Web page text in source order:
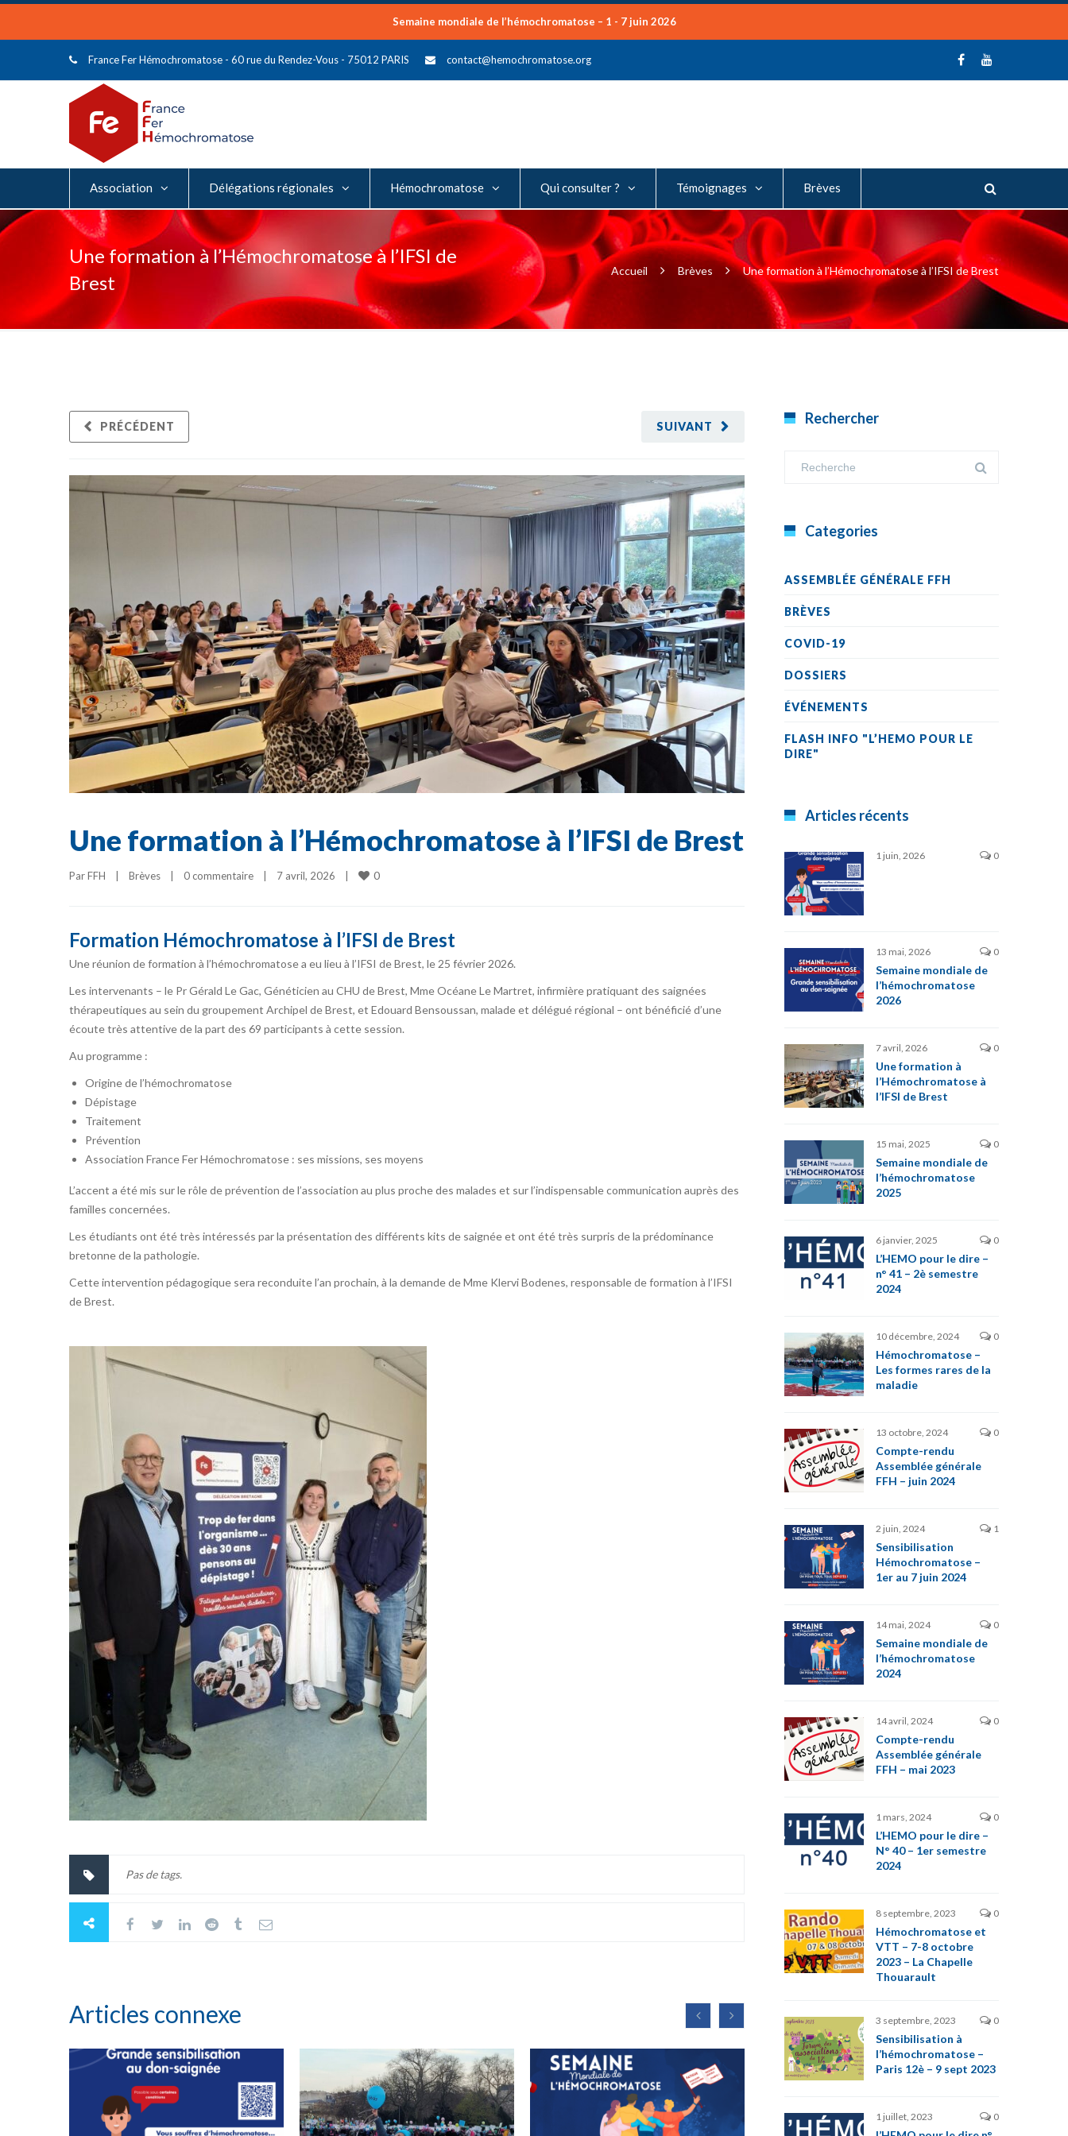
Semaine mondiale de l’hémochromatose – 1 - 7 juin 2026
France Fer Hémochromatose - 60 rue du Rendez-Vous - 75012 PARIS contact@hemochromatose.org
Association Délégations régionales Hémochromatose Qui consulter ? Témoignages Brèves
Une formation à l’Hémochromatose à l’IFSI de
Brest
Accueil Brèves Une formation à l’Hémochromatose à l’IFSI de Brest
SUIVANT
PRÉCÉDENT
Une formation à l’Hémochromatose à l’IFSI de Brest
Par FFH Brèves 0 commentaire 7 avril, 2026 0
Formation Hémochromatose à l’IFSI de Brest
Une réunion de formation à l’hémochromatose a eu lieu à l’IFSI de Brest, le 25 février 2026.
Les intervenants – le Pr Gérald Le Gac, Généticien au CHU de Brest, Mme Océane Le Martret, infirmière pratiquant des saignées
thérapeutiques au sein du groupement Archipel de Brest, et Edouard Bensoussan, malade et délégué régional – ont bénéficié d’une
écoute très attentive de la part des 69 participants à cette session.
Au programme :
Origine de l’hémochromatose
Dépistage
Traitement
Prévention
Association France Fer Hémochromatose : ses missions, ses moyens
L’accent a été mis sur le rôle de prévention de l’association au plus proche des malades et sur l’indispensable communication auprès des
familles concernées.
Les étudiants ont été très intéressés par la présentation des différents kits de saignée et ont été très surpris de la prédominance
bretonne de la pathologie.
Cette intervention pédagogique sera reconduite l’an prochain, à la demande de Mme Klervi Bodenes, responsable de formation à l’IFSI
de Brest.
Pas de tags.
Articles connexe
Rechercher
Categories
ASSEMBLÉE GÉNÉRALE FFH
BRÈVES
COVID-19
DOSSIERS
ÉVÉNEMENTS
FLASH INFO "L’HEMO POUR LE
DIRE"
Articles récents
1 juin, 2026 0
13 mai, 2026 0
Semaine mondiale de
l’hémochromatose
2026
7 avril, 2026 0
Une formation à
l’Hémochromatose à
l’IFSI de Brest
15 mai, 2025 0
Semaine mondiale de
l’hémochromatose
2025
6 janvier, 2025 0
L’HEMO pour le dire –
n° 41 – 2è semestre
2024
10 décembre, 2024 0
Hémochromatose –
Les formes rares de la
maladie
13 octobre, 2024 0
Compte-rendu
Assemblée générale
FFH – juin 2024
2 juin, 2024 1
Sensibilisation
Hémochromatose –
1er au 7 juin 2024
14 mai, 2024 0
Semaine mondiale de
l’hémochromatose
2024
14 avril, 2024 0
Compte-rendu
Assemblée générale
FFH – mai 2023
1 mars, 2024 0
L’HEMO pour le dire –
N° 40 – 1er semestre
2024
8 septembre, 2023 0
Hémochromatose et
VTT – 7-8 octobre
2023 – La Chapelle
Thouarault
3 septembre, 2023 0
Sensibilisation à
l’hémochromatose –
Paris 12è – 9 sept 2023
1 juillet, 2023 0